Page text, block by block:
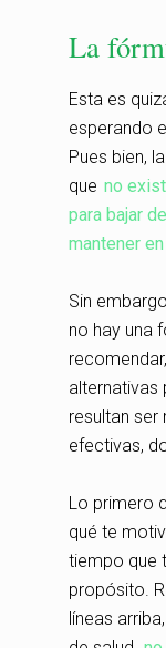
La
Esta es
esperando
Pues bien,
que no
para bajar
mantener
Sin
no hay una
alternativas
resultan
efectivas,
Lo primero
qué te
tiempo que
propósito.
líneas